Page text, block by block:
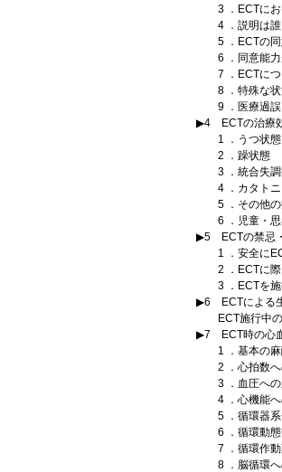
3 ．ECTにお
4 ．説明は誰
5 ．ECTの同
6 ．同意能力
7 ．ECTにつ
8 ．特殊な状
9 ．医療過誤
▶4 ECTの治療
1 ．うつ状態
2 ．躁状態
3 ．統合失調
4 ．カタトニ
5 ．その他の
6 ．児童・思
▶5 ECTの禁忌
1 ．安全に
2 ．ECTに際
3 ．ECTを施
▶6 ECTによる
ECT施行中の
▶7 ECT時の心血
1 ．基本の麻
2 ．心拍数へ
3 ．血圧への
4 ．心機能へ
5 ．循環器系
6 ．循環動態
7 ．循環作動
8 ．脳循環へ